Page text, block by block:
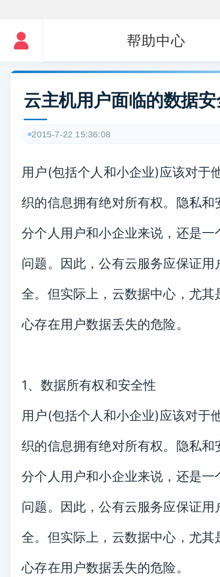
帮助中心
云主机用户面临的数据
2015-7-22 15:36:08
用户(包括个人和小企业)应该对于
织的信息拥有绝对所有权。隐私和
分个人用户和小企业来说，还是一
问题。因此，公有云服务应保证用
全。但实际上，云数据中心，尤其
心存在用户数据丢失的危险。
1、数据所有权和安全性
用户(包括个人和小企业)应该对于
织的信息拥有绝对所有权。隐私和
分个人用户和小企业来说，还是一
问题。因此，公有云服务应保证用
全。但实际上，云数据中心，尤其
心存在用户数据丢失的危险。